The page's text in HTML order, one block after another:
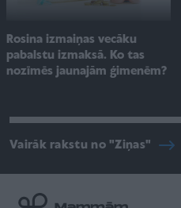
Rosina izmaiņas vecāku
pabalstu izmaksā. Ko tas
nozīmēs jaunajām ģimenēm?
Vairāk rakstu no "Ziņas"